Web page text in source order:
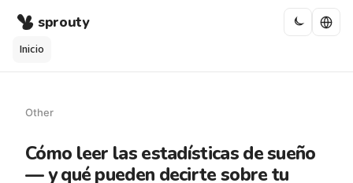
sprouty
Inicio
Other
Cómo leer las estadísticas de sueño
— y qué pueden decirte sobre tu